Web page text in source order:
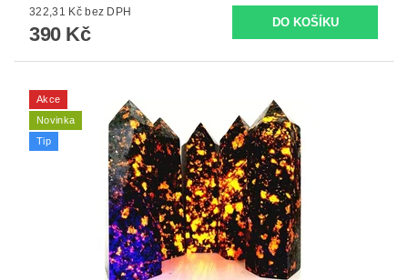
322,31 Kč bez DPH
390 Kč
Akce
Novinka
Tip